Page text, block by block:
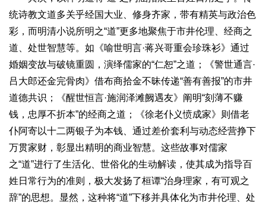
统诗教文道多关乎经国大业、修身齐家，带有精英与政治色
彩，而明清小说所明之“道”更多地聚焦于市井伦理、经商之
道、处世智慧等。如《喻世明言·蒋兴哥重会珍珠衫》通过
婚姻变故与破镜重圆，演绎儒家的“仁恕”之道；《警世通言·
吕大郎还金完骨肉》借布商拾金不昧传递“善有善报”的市井
道德共识；《醒世恒言·施润泽滩阙遇友》阐明“刻薄不赚
钱，忠厚不折本”的经商之道；《徐老仆义愤成家》则借老
仆阿寄以十二两银子为本钱、通过差价套利与动态经营挣下
万贯家财，彰显出精明的商业智慧。这些故事对儒家
之“道”进行了生活化、世俗化的生动解读，使其成为指导百
姓日常行为的准则，极大发扬了桓谭“治身理家，有可观之
辞”的思想。显然，这种将“道”下移并具体化为市井伦理、处